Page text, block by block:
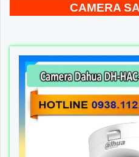
CAMERA